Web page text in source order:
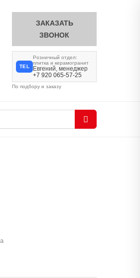
ЗАКАЗАТЬ
ЗВОНОК
TEL
Розничный отдел:
плитка и керамогранит
Евгений, менеджер
+7 920 065-57-25
По подбору и заказу